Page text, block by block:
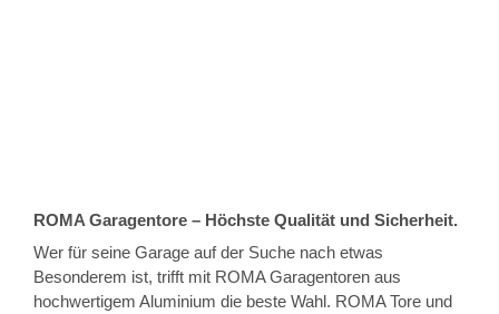
ROMA Garagentore – Höchste Qualität und Sicherheit.
Wer für seine Garage auf der Suche nach etwas
Besonderem ist, trifft mit ROMA Garagentoren aus
hochwertigem Aluminium die beste Wahl. ROMA Tore und